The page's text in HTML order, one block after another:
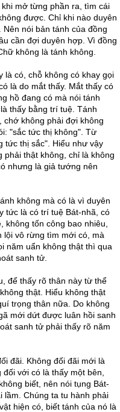
mở từng phần ra, tìm cái
được. Chỉ khi nào duyên
nói bản tánh của đồng
cần đợi duyên hợp. Vì đồng
không là tánh không.
là có, chỗ không có khay gọi
là do mắt thấy. Mắt thấy có
hồ đang có mà nói tánh
thấy bằng trí tuệ. Tánh
chớ không phải đợi không
"sắc tức thị không". Từ
tức thị sắc". Hiểu như vậy
phải thật không, chỉ là không
nhưng là giả tướng nên
không mà có là vì duyên
tức là có trí tuệ Bát-nhã, có
không tốn công bao nhiêu,
lội vô rừng tìm mới có, mà
năm uẩn không thật thì qua
sanh tử.
để thấy rõ thân này từ thể
thật. Hiểu không thật
trọng thân nữa. Do không
mới dứt được luân hồi sanh
sanh tử phải thấy rõ năm
đãi. Không đối đãi mới là
với có là thấy một bên,
biết, nên nói tụng Bát-
lầm. Chúng ta tu hành phải
hiện có, biết tánh của nó là